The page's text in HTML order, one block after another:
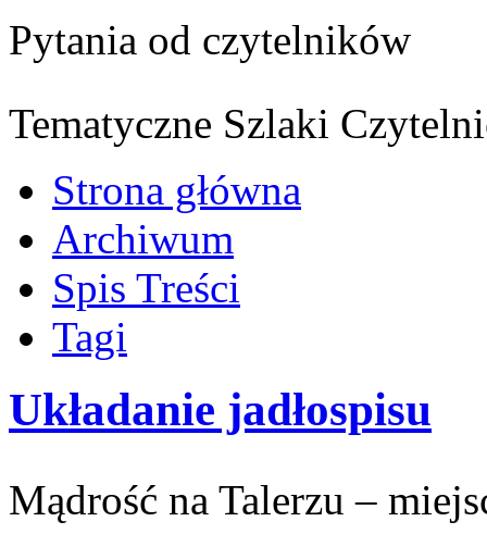
Pytania od czytelników
Tematyczne Szlaki
Strona główna
Archiwum
Spis Treści
Tagi
Układanie jadłospisu
Mądrość na Talerzu –